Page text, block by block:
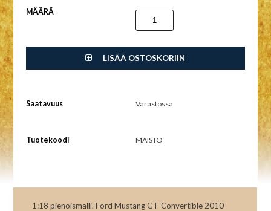
MÄÄRÄ
LISÄÄ OSTOSKORIIN
Saatavuus Varastossa
Tuotekoodi MAISTO
1:18 pienoismalli. Ford Mustang GT Convertible 2010